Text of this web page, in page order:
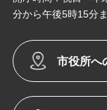
分から午後5時15分
市役所へ